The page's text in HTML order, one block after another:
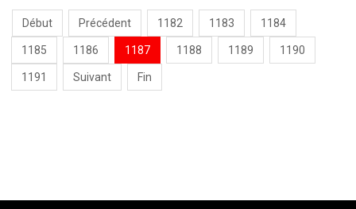
Début Précédent 1182 1183 1184
1185 1186 1187 1188 1189 1190
1191 Suivant Fin